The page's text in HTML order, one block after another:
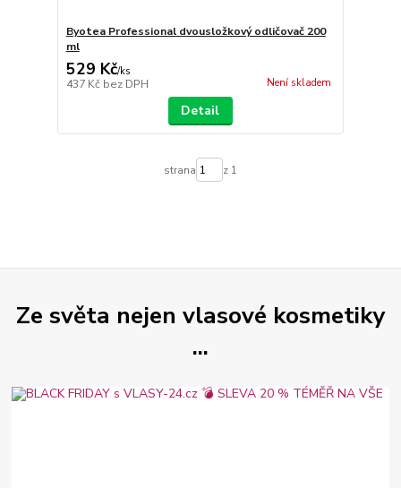
Byotea Professional dvousložkový odličovač 200
ml
529 Kč/ks
437 Kč bez DPH Není skladem
Detail
strana z 1
Ze světa nejen vlasové kosmetiky
...